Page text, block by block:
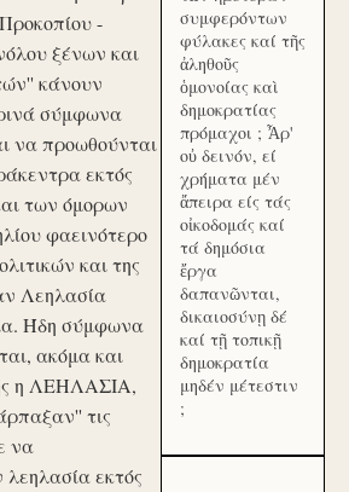
-
ξένων και
κάνουν
σύμφωνα
να προωθούνται
εκτός
των όμορων
φαεινότερο
και της
Λεηλασία
Ήδη σύμφωνα
ακόμα και
η ΛΕΗΛΑΣΙΑ,
τις
να
εκτός
συμφερόντων
φύλακες καί τῆς
ἀληθοῦς
ὁμονοίας καὶ
δημοκρατίας
πρόμαχοι ; Ἆρ'
οὐ δεινόν, εί
χρήματα μέν
ἄπειρα είς τάς
οἰκοδομάς καί
τά δημόσια
ἔργα
δαπανῶνται,
δικαιοσύνῃ δέ
καί τῇ τοπικῇ
δημοκρατία
μηδέν μέτεστιν
;